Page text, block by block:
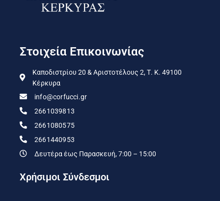
Στοιχεία Επικοινωνίας
Καποδιστρίου 20 & Αριστοτέλους 2, Τ. Κ. 49100
Κέρκυρα
info@corfucci.gr
2661039813
2661080575
2661440953
Δευτέρα έως Παρασκευή, 7:00 – 15:00
Χρήσιμοι Σύνδεσμοι